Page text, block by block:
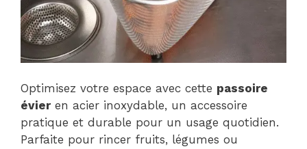
Optimisez votre espace avec cette passoire
évieren acier inoxydable, un accessoire
pratique et durable pour un usage quotidien.
Parfaite pour rincer fruits, légumes ou